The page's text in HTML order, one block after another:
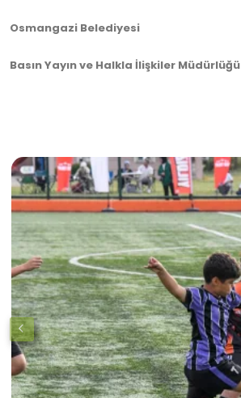
Osmangazi Belediyesi
Basın Yayın ve Halkla İlişkiler Müdürlüğü